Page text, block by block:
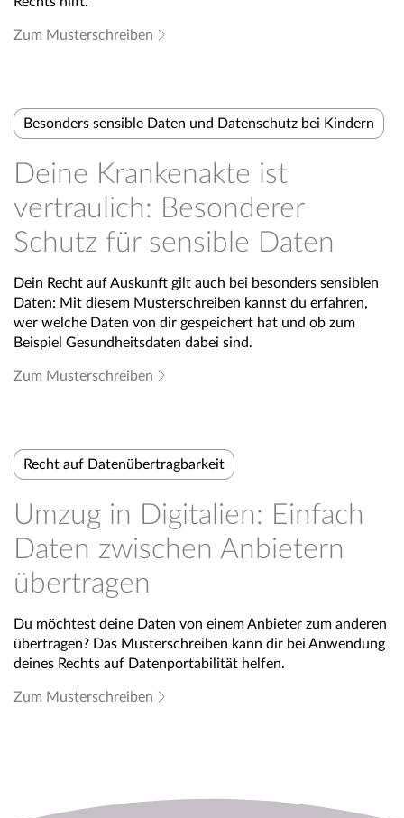
Zum Musterschreiben
Besonders sensible Daten und Datenschutz bei Kindern
Deine Krankenakte ist
vertraulich: Besonderer
Schutz für sensible Daten
Dein Recht auf Auskunft gilt auch bei besonders sensiblen
Daten: Mit diesem Musterschreiben kannst du erfahren,
wer welche Daten von dir gespeichert hat und ob zum
Beispiel Gesundheitsdaten dabei sind.
Zum Musterschreiben
Recht auf Datenübertragbarkeit
Umzug in Digitalien: Einfach
Daten zwischen Anbietern
übertragen
Du möchtest deine Daten von einem Anbieter zum anderen
übertragen? Das Musterschreiben kann dir bei Anwendung
deines Rechts auf Datenportabilität helfen.
Zum Musterschreiben